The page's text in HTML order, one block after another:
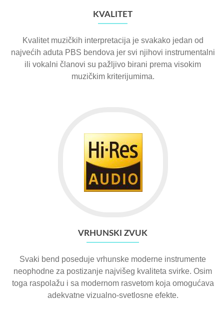
KVALITET
Kvalitet muzičkih interpretacija je svakako jedan od
najvećih aduta PBS bendova jer svi njihovi instrumentalni
ili vokalni članovi su pažljivo birani prema visokim
muzičkim kriterijumima.
VRHUNSKI ZVUK
Svaki bend poseduje vrhunske moderne instrumente
neophodne za postizanje najvišeg kvaliteta svirke. Osim
toga raspolažu i sa modernom rasvetom koja omogućava
adekvatne vizualno-svetlosne efekte.